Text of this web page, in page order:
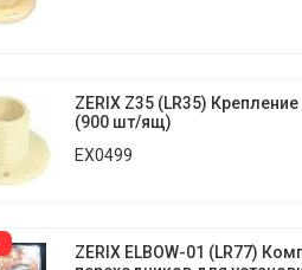
ZERIX Z35 (LR35)
(900 шт/ящ)
EX0499
ZERIX ELBOW-01 (LR77)